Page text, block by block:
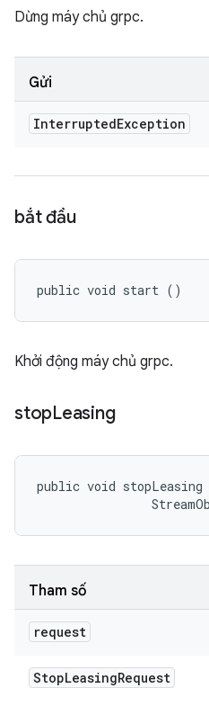
Dừng máy chủ grpc.
Gửi
InterruptedException
bắt đầu
public void start ()
Khởi động máy chủ grpc.
stopLeasing
public void stopLeasing
Tham số
request
StopLeasingRequest